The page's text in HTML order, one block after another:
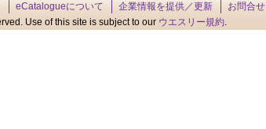
eCatalogueについて 企業情報を提供／更新
お問合せ
Use of this site is subject to our ウエスリー規約.